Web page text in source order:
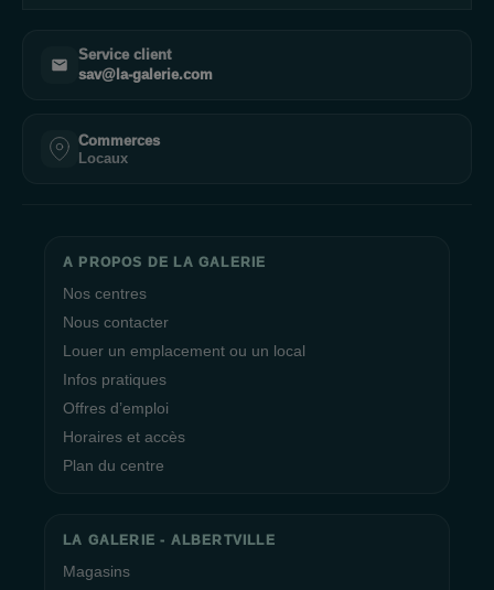
Service client
sav@la-galerie.com
Commerces
Locaux
A PROPOS DE LA GALERIE
Nos centres
Nous contacter
Louer un emplacement ou un local
Infos pratiques
Offres d’emploi
Horaires et accès
Plan du centre
LA GALERIE - ALBERTVILLE
Magasins